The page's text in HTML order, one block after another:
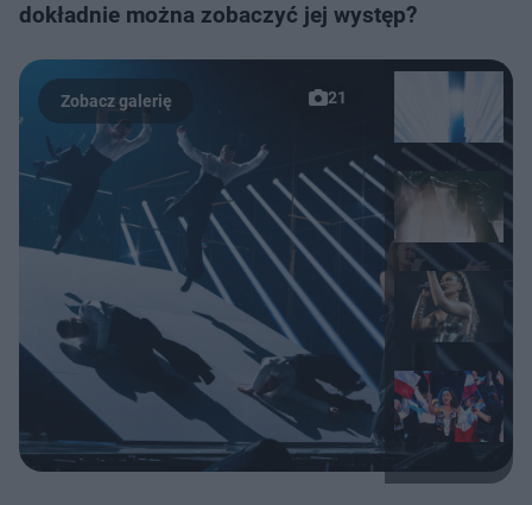
dokładnie można zobaczyć jej występ?
21